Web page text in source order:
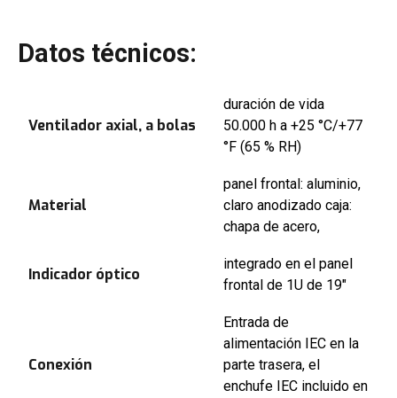
Datos técnicos:
Ventilador axial, a bolas
duración de vida
50.000 h a +25 °C/+77
°F (65 % RH)
Material
panel frontal: aluminio,
claro anodizado caja:
chapa de acero,
Indicador óptico
integrado en el panel
frontal de 1U de 19″
Conexión
Entrada de
alimentación IEC en la
parte trasera, el
enchufe IEC incluido en